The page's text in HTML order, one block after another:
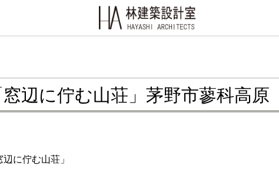
辺に佇む山荘」茅野市蓼科高原
に佇む山荘」